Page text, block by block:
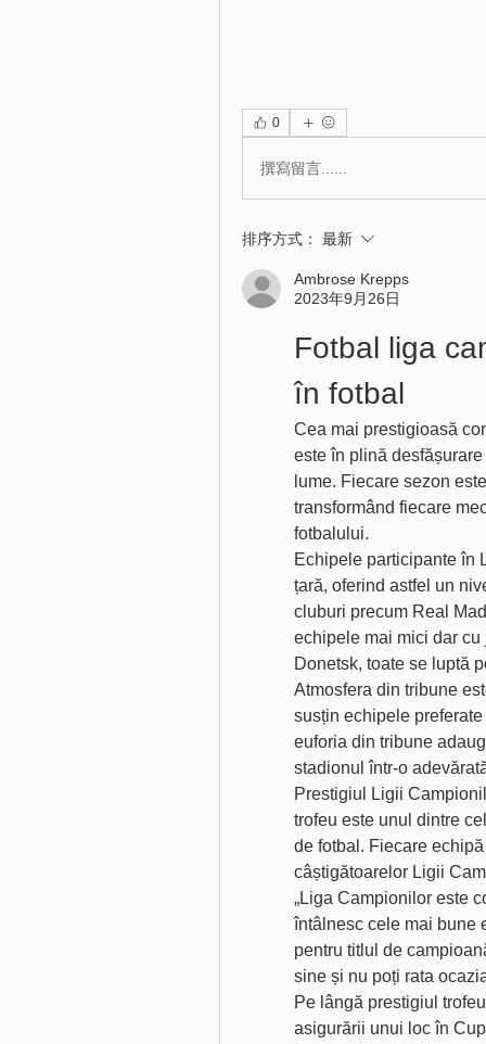
0
撰寫留言......
排序方式： 最新
Ambrose Krepps
2023年9月26日
Fotbal liga
în fotbal
Cea mai prestigioasă
este în plină
lume. Fiecare sezon
transformând fiecare
fotbalului.
Echipele participante în
țară, oferind astfel un
cluburi precum Real
echipele mai mici dar cu
Donetsk, toate se luptă
Atmosfera din tribune
susțin echipele
euforia din tribune
stadionul într-o
Prestigiul Ligii
trofeu este unul dintre
de fotbal. Fiecare
câștigătoarelor Ligii
„Liga Campionilor este
întâlnesc cele mai bune
pentru titlul de
sine și nu poți rata
Pe lângă prestigiul
asigurării unui loc în